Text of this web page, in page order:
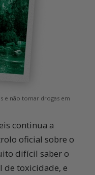
e não tomar drogas em
continua a
oficial sobre o
difícil saber o
de toxicidade, e